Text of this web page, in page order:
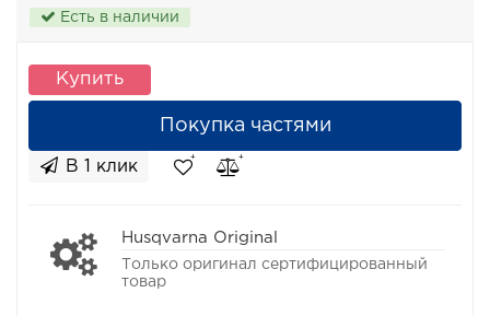
Есть в наличии
Купить
Покупка частями
В 1 клик
Husqvarna Original
Только оригинал сертифицированный
товар